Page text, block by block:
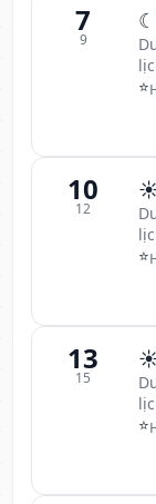
7
9
☾
⭐
10
12
⭐
13
15
⭐